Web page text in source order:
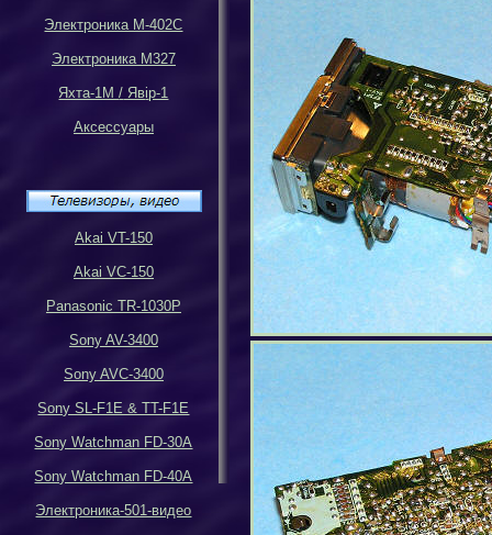
Электроника М-402С
Электроника М327
Яхта-1М/ Явiр-1
Аксессуары
Akai VT-150
Akai VC-150
Panasonic TR-1030P
Sony AV-3400
Sony AVC-3400
Sony SL-F1E & TT-F1E
Sony Watchman FD-30A
Sony Watchman FD-40A
Электроника-501-видео